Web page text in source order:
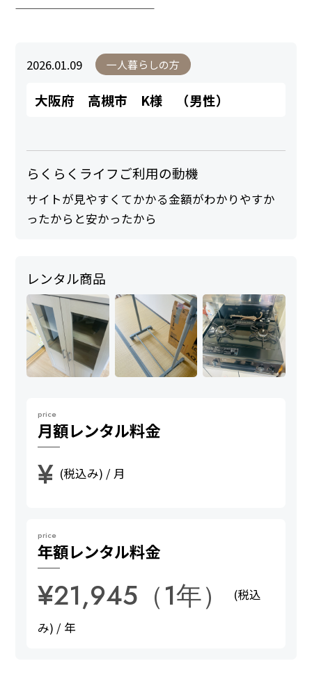
2026.01.09 一人暮らしの方
大阪府 高槻市 K様 （男性）
らくらくライフご利用の動機
サイトが見やすくてかかる金額がわかりやすか
ったからと安かったから
レンタル商品
price
月額レンタル料金
¥ (税込み) / 月
price
年額レンタル料金
¥21,945（1年）
(税込
み) / 年